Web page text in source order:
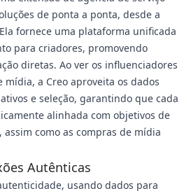
de ponta a ponta, desde a
fornece uma plataforma unificada
para criadores, promovendo
diretas. Ao ver os influenciadores
a Creo aproveita os dados
e seleção, garantindo que cada
alinhada com objetivos de
como as compras de mídia
Autênticas
usando dados para